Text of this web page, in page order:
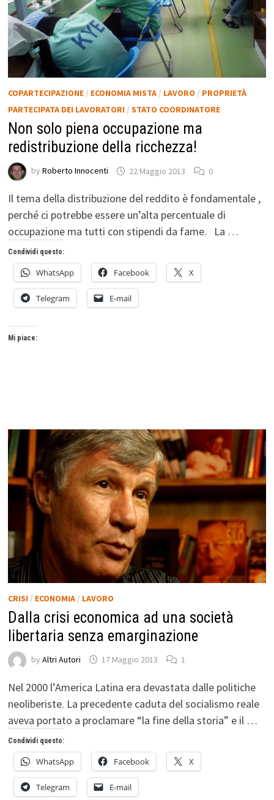
COPARTECIPAZIONE/ ECONOMIA MISTA/ LAVORO / PROPRIETÀ
PARTECIPATA DEI LAVORATORI / STATO COORDINATORE
Non solo piena occupazione ma
redistribuzione della ricchezza!
by Roberto Innocenti 22 Maggio 2013 0
Il tema della distribuzione del reddito è fondamentale ,
perché ci potrebbe essere un’alta percentuale di
occupazione ma tutti con stipendi da fame. La …
Condividi questo:
WhatsApp Facebook X
Telegram E-mail
Mi piace:
CRISI / ECONOMIA/ LAVORO
Dalla crisi economica ad una società
libertaria senza emarginazione
by Altri Autori 17 Maggio 2013 1
Nel 2000 l’America Latina era devastata dalle politiche
neoliberiste. La precedente caduta del socialismo reale
aveva portato a proclamare “la fine della storia” e il …
Condividi questo:
WhatsApp Facebook X
Telegram E-mail